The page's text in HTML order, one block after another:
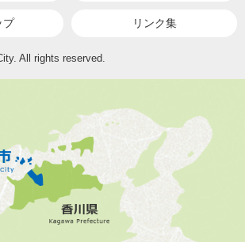
プ リンク集
All rights reserved.